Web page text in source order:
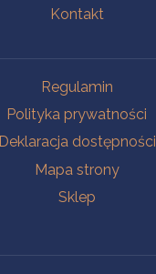
Kontakt
Regulamin
Polityka prywatności
Deklaracja dostępności
Mapa strony
Sklep